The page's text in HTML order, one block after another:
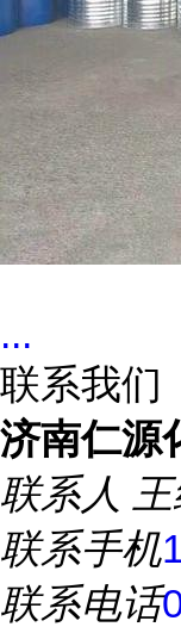
...
联系我们
济南仁源
联系人
联系手机
联系电话